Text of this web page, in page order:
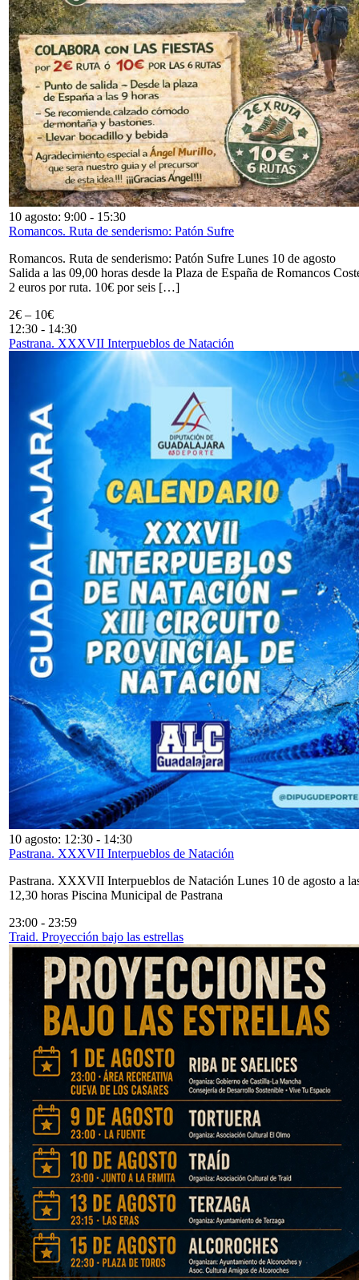
10 agosto: 9:00 - 15:30
Romancos. Ruta de senderismo: Patón Sufre
Romancos. Ruta de senderismo: Patón Sufre Lunes 10 de agosto
Salida a las 09,00 horas desde la Plaza de España de Romancos
2 euros por ruta. 10€ por seis […]
2€ – 10€
12:30 - 14:30
Pastrana. XXXVII Interpueblos de Natación
10 agosto: 12:30 - 14:30
Pastrana. XXXVII Interpueblos de Natación
Pastrana. XXXVII Interpueblos de Natación Lunes 10 de agosto a
12,30 horas Piscina Municipal de Pastrana
23:00 - 23:59
Traid. Proyección bajo las estrellas